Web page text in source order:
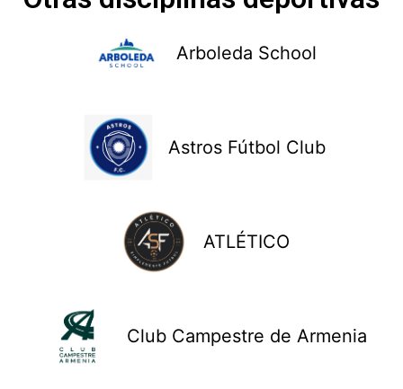
Arboleda School
Astros Fútbol Club
ATLÉTICO
Club Campestre de Armenia